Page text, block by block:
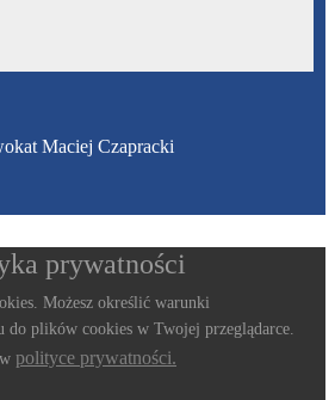
Maciej Czapracki
prywatności
Możesz określić warunki
do plików cookies w Twojej przeglądarce.
polityce prywatności.